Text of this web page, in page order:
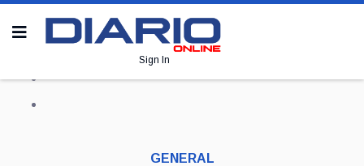
Sign In
GENERAL